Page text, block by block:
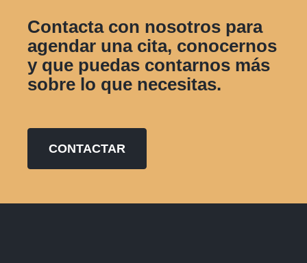
Contacta con nosotros para
agendar una cita, conocernos
y que puedas contarnos más
sobre lo que necesitas.
CONTACTAR